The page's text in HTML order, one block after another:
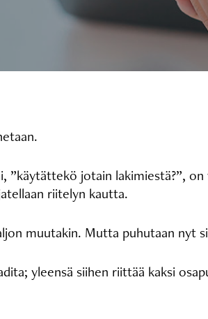
”käytättekö jotain lakimiestä?”,
riitelyn kautta.
muutakin. Mutta puhutaan nyt
yleensä siihen riittää kaksi